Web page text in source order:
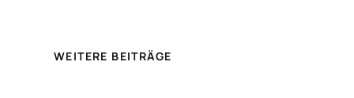
WEITERE BEITRÄGE